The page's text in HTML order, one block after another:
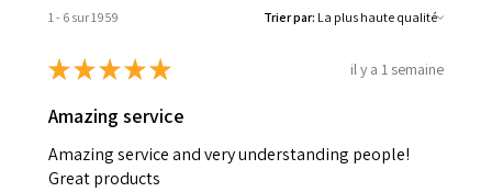
1 - 6 sur 1 959 Trier par:
★★★★★ il y a 1 semaine
Amazing service
Amazing service and very understanding people!
Great products